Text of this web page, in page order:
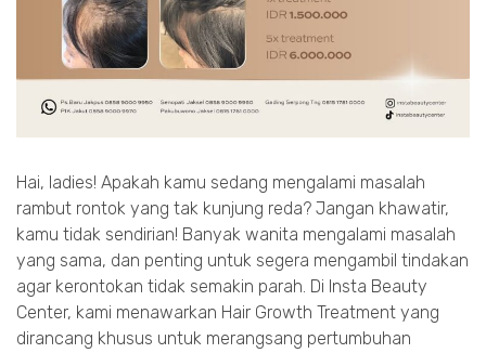
Hai, ladies! Apakah kamu sedang mengalami masalah
rambut rontok yang tak kunjung reda? Jangan khawatir,
kamu tidak sendirian! Banyak wanita mengalami masalah
yang sama, dan penting untuk segera mengambil tindakan
agar kerontokan tidak semakin parah. Di Insta Beauty
Center, kami menawarkan Hair Growth Treatment yang
dirancang khusus untuk merangsang pertumbuhan